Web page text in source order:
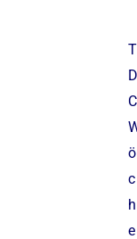
T
D
C
ö
c
h
e